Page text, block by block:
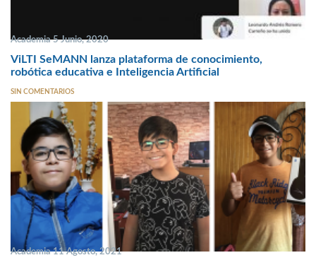
Academia 5 Junio, 2020
ViLTI SeMANN lanza plataforma de conocimiento,
robótica educativa e Inteligencia Artificial
SIN COMENTARIOS
Academia 11 Agosto, 2021